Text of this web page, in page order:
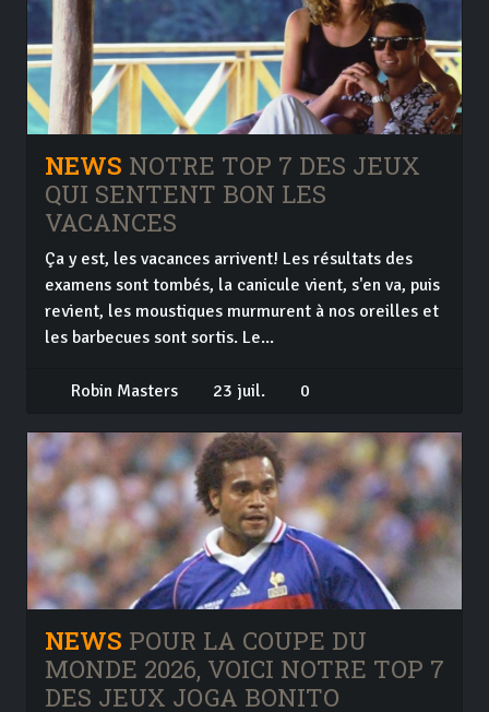
NEWS NOTRE TOP 7 DES JEUX
QUI SENTENT BON LES
VACANCES
Ça y est, les vacances arrivent! Les résultats des
examens sont tombés, la canicule vient, s'en va, puis
revient, les moustiques murmurent à nos oreilles et
les barbecues sont sortis. Le...
Robin Masters 23 juil. 0
NEWS POUR LA COUPE DU
MONDE 2026, VOICI NOTRE TOP 7
DES JEUX JOGA BONITO